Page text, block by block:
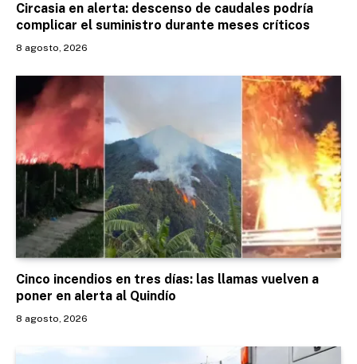
Circasia en alerta: descenso de caudales podría
complicar el suministro durante meses críticos
8 agosto, 2026
Cinco incendios en tres días: las llamas vuelven a
poner en alerta al Quindío
8 agosto, 2026